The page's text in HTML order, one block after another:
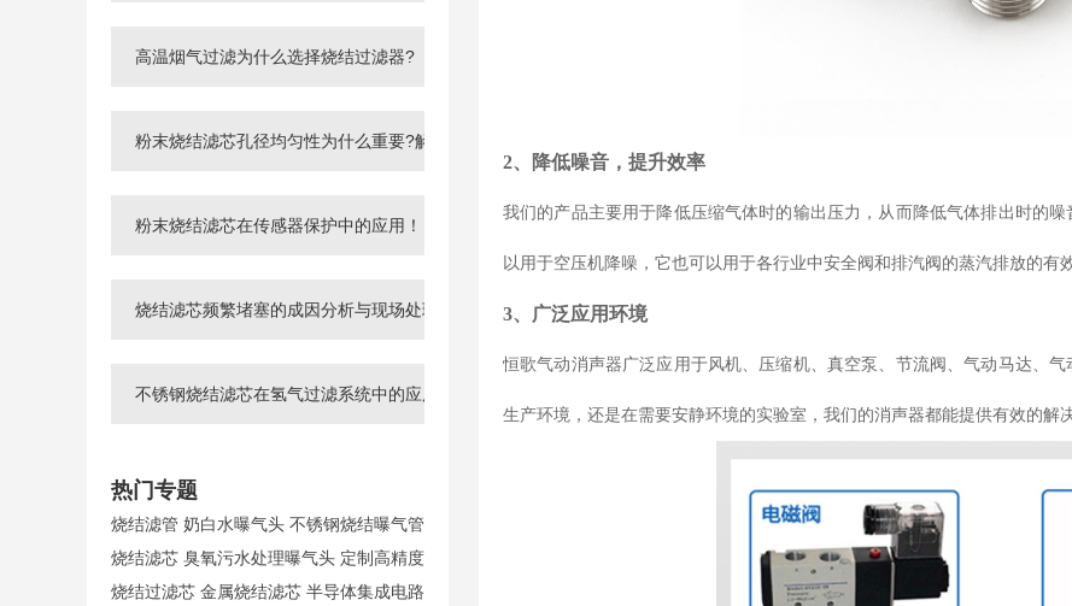
高温烟气过滤为什么选择烧结过滤器?
粉末烧结滤芯孔径均匀性为什么重要?解析过滤精度、流量稳定性与使用寿命！
粉末烧结滤芯在传感器保护中的应用！
烧结滤芯频繁堵塞的成因分析与现场处理措施！
不锈钢烧结滤芯在氢气过滤系统中的应用！
热门专题
烧结滤管 奶白水曝气头 不锈钢烧结曝气管
烧结滤芯 臭氧污水处理曝气头 定制高精度
烧结过滤芯 金属烧结滤芯 半导体集成电路
2、降低噪音，提升效率
我们的产品主要用于降低压缩气体时的输出压力，从而降低气体排出时的
以用于空压机降噪，它也可以用于各行业中安全阀和排汽阀的蒸汽排放的有
3、广泛应用环境
恒歌气动消声器广泛应用于风机、压缩机、真空泵、节流阀、气动马达、
生产环境，还是在需要安静环境的实验室，我们的消声器都能提供有效的解